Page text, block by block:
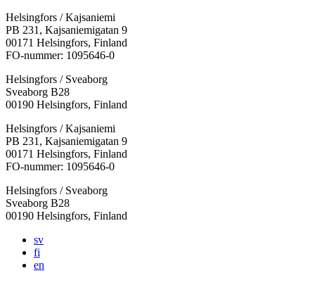
Helsingfors / Kajsaniemi
PB 231, Kajsaniemigatan 9
00171 Helsingfors, Finland
FO-nummer: 1095646-0
Helsingfors / Sveaborg
Sveaborg B28
00190 Helsingfors, Finland
Facebook:
Öppnas
i
en
flik
Instagram:
Öppnas
i
en
flik
TikTok:
Öppnas
i
en
flik
Youtube:
Öppnas
i
en
flik
Vimeo:
Öppnas
i
en
flik
Helsingfors / Kajsaniemi
PB 231, Kajsaniemigatan 9
00171 Helsingfors, Finland
FO-nummer: 1095646-0
Helsingfors / Sveaborg
Sveaborg B28
00190 Helsingfors, Finland
sv
fi
en